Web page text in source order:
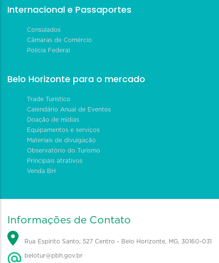
Internacional e Passaportes
Consulados
Câmaras de Comércio
Polícia Federal
Belo Horizonte para o mercado
Trade Turístico
Calendário Anual de Eventos
Doação de mídias
Equipamentos e serviços
Materiais de divulgação
Observatório do Turismo
Principais atrativos
Venda BH
Informações de Contato
Rua Espírito Santo, 527 Centro - Belo Horizonte, MG, 30160-031
belotur@pbh.gov.br